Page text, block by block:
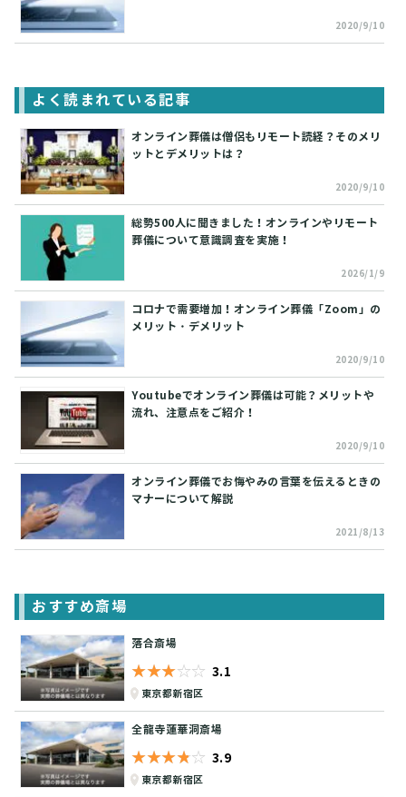
2020/9/10
よく読まれている記事
オンライン葬儀は僧侶もリモート読経？そのメリ
ットとデメリットは？
2020/9/10
総勢500人に聞きました！オンラインやリモート
葬儀について意識調査を実施！
2026/1/9
コロナで需要増加！オンライン葬儀「Zoom」の
メリット・デメリット
2020/9/10
Youtubeでオンライン葬儀は可能？メリットや
流れ、注意点をご紹介！
2020/9/10
オンライン葬儀でお悔やみの言葉を伝えるときの
マナーについて解説
2021/8/13
おすすめ斎場
落合斎場
★★★★★
☆☆☆☆☆ 3.1
東京都新宿区
全龍寺蓮華洞斎場
★★★★★
☆☆☆☆☆ 3.9
東京都新宿区